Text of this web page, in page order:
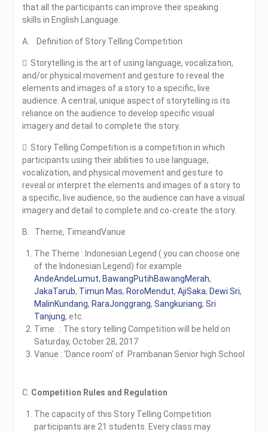
that all the participants can improve their speaking
skills in English Language.
A. Definition of Story Telling Competition
 Storytelling is the art of using language, vocalization,
and/or physical movement and gesture to reveal the
elements and images of a story to a specific, live
audience. A central, unique aspect of storytelling is its
reliance on the audience to develop specific visual
imagery and detail to complete the story.
 Story Telling Competition is a competition in which
participants using their abilities to use language,
vocalization, and physical movement and gesture to
reveal or interpret the elements and images of a story to
a specific, live audience, so the audience can have a visual
imagery and detail to complete and co-create the story.
B. Theme, TimeandVanue
The Theme : Indonesian Legend ( you can choose one
of the Indonesian Legend) for example
AndeAndeLumut, BawangPutihBawangMerah,
JakaTarub, Timun Mas, RoroMendut, AjiSaka, Dewi Sri,
MalinKundang, RaraJonggrang, Sangkuriang, Sri
Tanjung, etc.
Time : The story telling Competition will be held on
Saturday, October 28, 2017
Vanue : ‘Dance room’ of Prambanan Senior high School
C. Competition Rules and Regulation
The capacity of this Story Telling Competition
participants are 21 students. Every class may